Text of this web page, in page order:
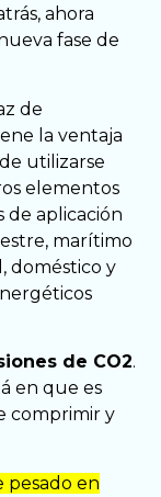
ahora
fase de
de
la ventaja
utilizarse
elementos
de aplicación
marítimo
doméstico y
de CO2.
en que es
comprimir y
pesado en